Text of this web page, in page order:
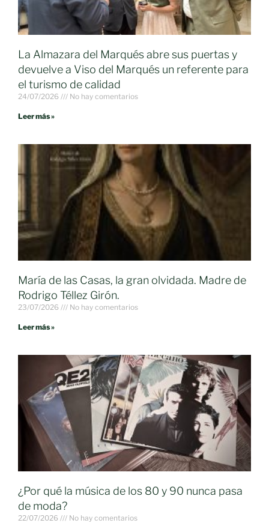
La Almazara del Marqués abre sus puertas y
devuelve a Viso del Marqués un referente para
el turismo de calidad
24/07/2026 No hay comentarios
Leer más »
María de las Casas, la gran olvidada. Madre de
Rodrigo Téllez Girón.
23/07/2026 No hay comentarios
Leer más »
¿Por qué la música de los 80 y 90 nunca pasa
de moda?
22/07/2026 No hay comentarios